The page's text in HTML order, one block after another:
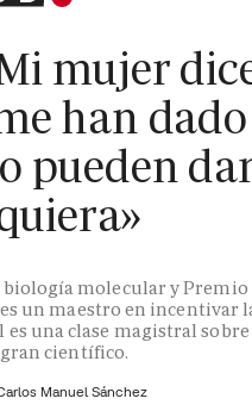
mujer
han dado
pueden
biología molecular y Premio
un maestro en incentivar
una clase magistral sobre
científico.
Manuel Sánchez